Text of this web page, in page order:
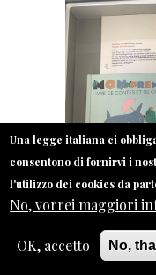
Una legge italiana ci
consentono di fornirvi i
l'utilizzo dei cookies da
No, vorrei maggiori
OK, accetto No,